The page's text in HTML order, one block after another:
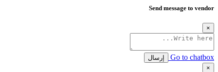
Send message to vendor
×
Go to chatbox
إرسال
×